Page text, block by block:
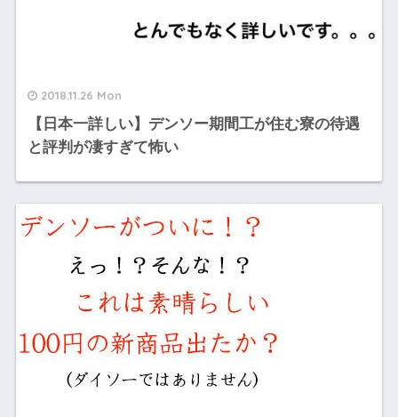
2018.11.26 Mon
【日本一詳しい】デンソー期間工が住む寮の待遇
と評判が凄すぎて怖い